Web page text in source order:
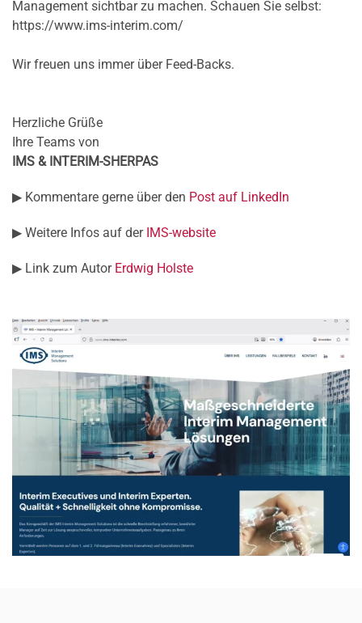
Management sichtbar zu machen. Schauen Sie selbst:
https://www.ims-interim.com/
Wir freuen uns immer über Feed-Backs.
Herzliche Grüße
Ihre Teams von
IMS & INTERIM-SHERPAS
▶ Kommentare gerne über den Post auf LinkedIn
▶ Weitere Infos auf der IMS-website
▶ Link zum Autor Erdwig Holste